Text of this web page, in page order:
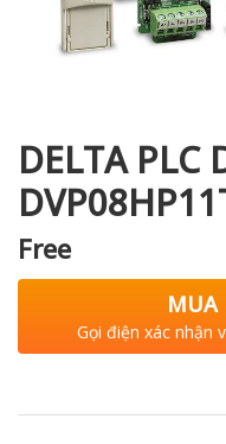
DELTA PLC
Free
MUA
Gọi điện xác nhận